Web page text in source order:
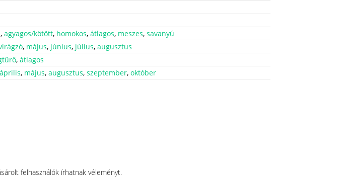
, agyagos/kötött, homokos, átlagos, meszes, savanyú
, május, június, július, augusztus
, átlagos
április, május, augusztus, szeptember, október
felhasználók írhatnak véleményt.